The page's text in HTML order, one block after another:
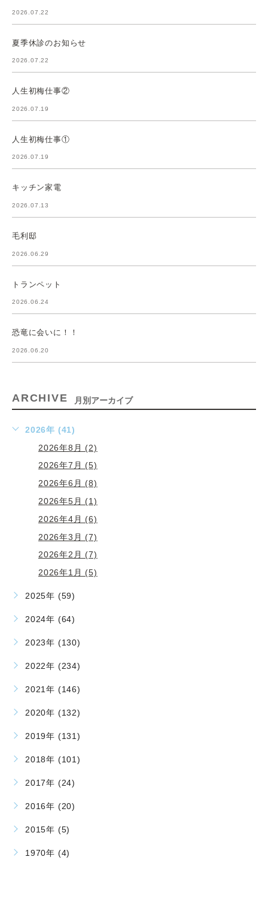
2026.07.22
夏季休診のお知らせ
2026.07.22
人生初梅仕事②
2026.07.19
人生初梅仕事①
2026.07.19
キッチン家電
2026.07.13
毛利邸
2026.06.29
トランペット
2026.06.24
恐竜に会いに！！
2026.06.20
ARCHIVE 月別アーカイブ
2026年 (41)
2026年8月 (2)
2026年7月 (5)
2026年6月 (8)
2026年5月 (1)
2026年4月 (6)
2026年3月 (7)
2026年2月 (7)
2026年1月 (5)
2025年 (59)
2024年 (64)
2023年 (130)
2022年 (234)
2021年 (146)
2020年 (132)
2019年 (131)
2018年 (101)
2017年 (24)
2016年 (20)
2015年 (5)
1970年 (4)